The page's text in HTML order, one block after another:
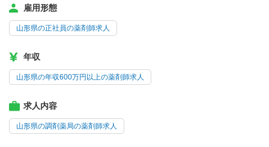
雇用形態
山形県の正社員の薬剤師求人
年収
山形県の年収600万円以上の薬剤師求人
求人内容
山形県の調剤薬局の薬剤師求人